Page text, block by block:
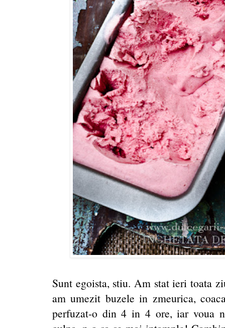
Sunt egoista, stiu. Am stat ieri toata
am umezit buzele in zmeurica,
perfuzat-o din 4 in 4 ore, iar voua